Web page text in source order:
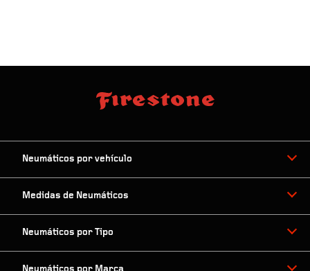
Neumáticos por vehículo
Medidas de Neumáticos
Neumáticos por Tipo